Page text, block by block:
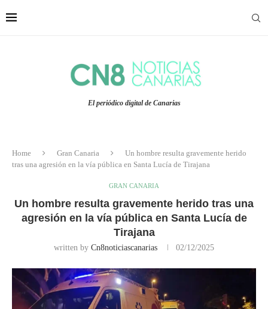
El periódico digital de Canarias
Home Gran Canaria
Un hombre resulta gravemente herido
tras una agresión en la vía pública en Santa Lucía de Tirajana
GRAN CANARIA
Un hombre resulta gravemente herido tras una
agresión en la vía pública en Santa Lucía de
Tirajana
written by Cn8noticiascanarias 02/12/2025